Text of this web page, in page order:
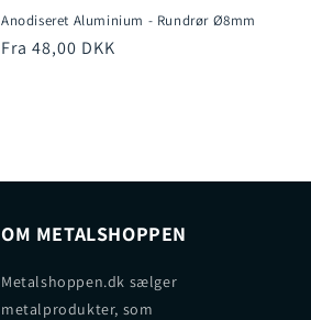
Anodiseret Aluminium - Rundrør Ø8mm
Normalpris
Fra 48,00 DKK
OM METALSHOPPEN
Metalshoppen.dk sælger
metalprodukter, som